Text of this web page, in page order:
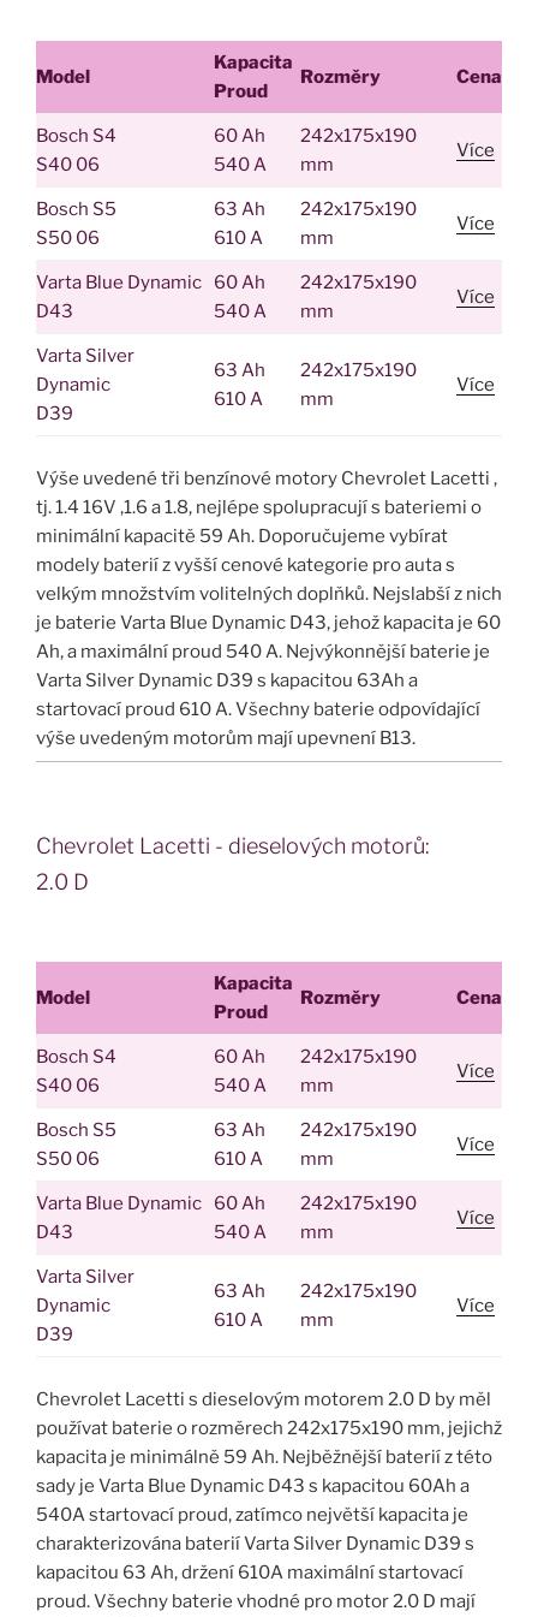
Model
Kapacita
Proud
Rozměry Cena
Bosch S4
S40 06
60 Ah
540 A
242x175x190
mm
Více
Bosch S5
S50 06
63 Ah
610 A
242x175x190
mm
Více
Varta Blue Dynamic
D43
60 Ah
540 A
242x175x190
mm
Více
Varta Silver
Dynamic
D39
63 Ah
610 A
242x175x190
mm
Více
Výše uvedené tři benzínové motory Chevrolet Lacetti ,
tj. 1.4 16V ,1.6 a 1.8, nejlépe spolupracují s bateriemi o
minimální kapacitě 59 Ah. Doporučujeme vybírat
modely baterií z vyšší cenové kategorie pro auta s
velkým množstvím volitelných doplňků. Nejslabší z nich
je baterie Varta Blue Dynamic D43, jehož kapacita je 60
Ah, a maximální proud 540 A. Nejvýkonnější baterie je
Varta Silver Dynamic D39 s kapacitou 63Ah a
startovací proud 610 A. Všechny baterie odpovídající
výše uvedeným motorům mají upevnení B13.
Chevrolet Lacetti - dieselových motorů:
2.0 D
Model
Kapacita
Proud
Rozměry Cena
Bosch S4
S40 06
60 Ah
540 A
242x175x190
mm
Více
Bosch S5
S50 06
63 Ah
610 A
242x175x190
mm
Více
Varta Blue Dynamic
D43
60 Ah
540 A
242x175x190
mm
Více
Varta Silver
Dynamic
D39
63 Ah
610 A
242x175x190
mm
Více
Chevrolet Lacetti s dieselovým motorem 2.0 D by měl
používat baterie o rozměrech 242x175x190 mm, jejichž
kapacita je minimálně 59 Ah. Nejběžnější baterií z této
sady je Varta Blue Dynamic D43 s kapacitou 60Ah a
540A startovací proud, zatímco největší kapacita je
charakterizována baterií Varta Silver Dynamic D39 s
kapacitou 63 Ah, držení 610A maximální startovací
proud. Všechny baterie vhodné pro motor 2.0 D mají